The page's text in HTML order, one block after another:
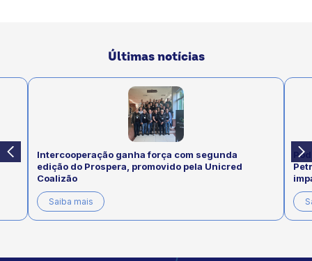
Últimas notícias
Intercooperação ganha força com segunda
edição do Prospera, promovido pela Unicred
Coalizão
Saiba mais